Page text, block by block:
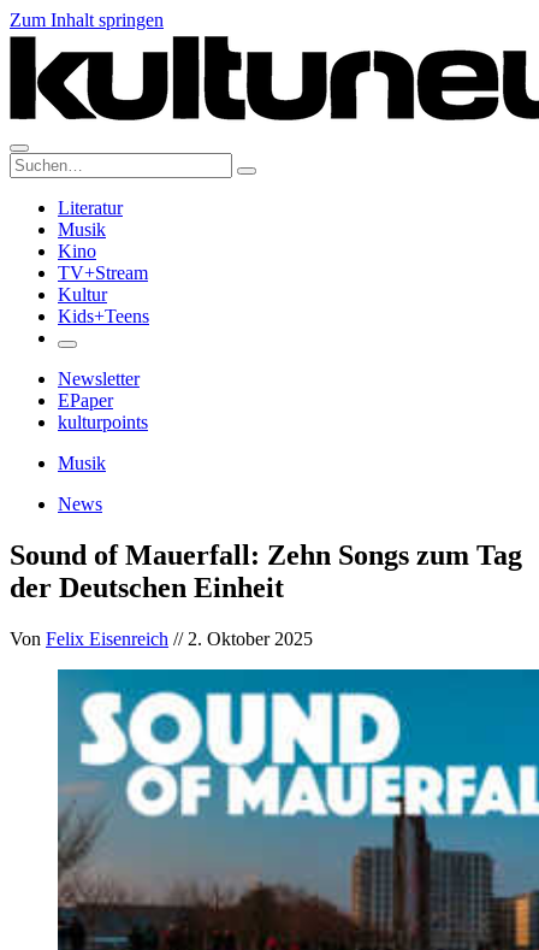
Zum Inhalt springen
Suche:
Literatur
Musik
Kino
TV+Stream
Kultur
Kids+Teens
Newsletter
EPaper
kulturpoints
Musik
News
Sound of Mauerfall: Zehn Songs zum Tag
der Deutschen Einheit
Von Felix Eisenreich // 2. Oktober 2025